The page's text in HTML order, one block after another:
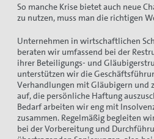
So manche Krise bietet auch neue
zu nutzen, muss man die richtigen
Unternehmen in wirtschaftlichen
beraten wir umfassend bei der
ihrer Beteiligungs- und
unterstützen wir die
Verhandlungen mit Gläubigern und
auf, die persönliche Haftung
Bedarf arbeiten wir eng mit
zusammen. Regelmäßig begleiten
bei der Vorbereitung und